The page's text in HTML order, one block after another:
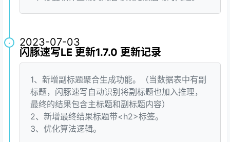
2023-07-03
·
闪豚速写LE 更新1.7.0 更新记录
1、新增副标题聚合生成功能。（当数据表中有副
标题，闪豚速写自动识别将副标题也加入推理，
最终的结果包含主标题和副标题内容）
2、新增最终结果标题带<h2>标签。
3、优化算法逻辑。